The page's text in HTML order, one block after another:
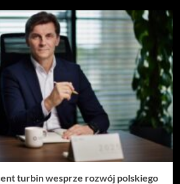
turbin wesprze rozwój polskiego